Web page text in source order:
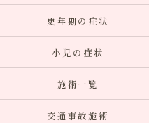
更年期の症状
小児の症状
施術一覧
交通事故施術